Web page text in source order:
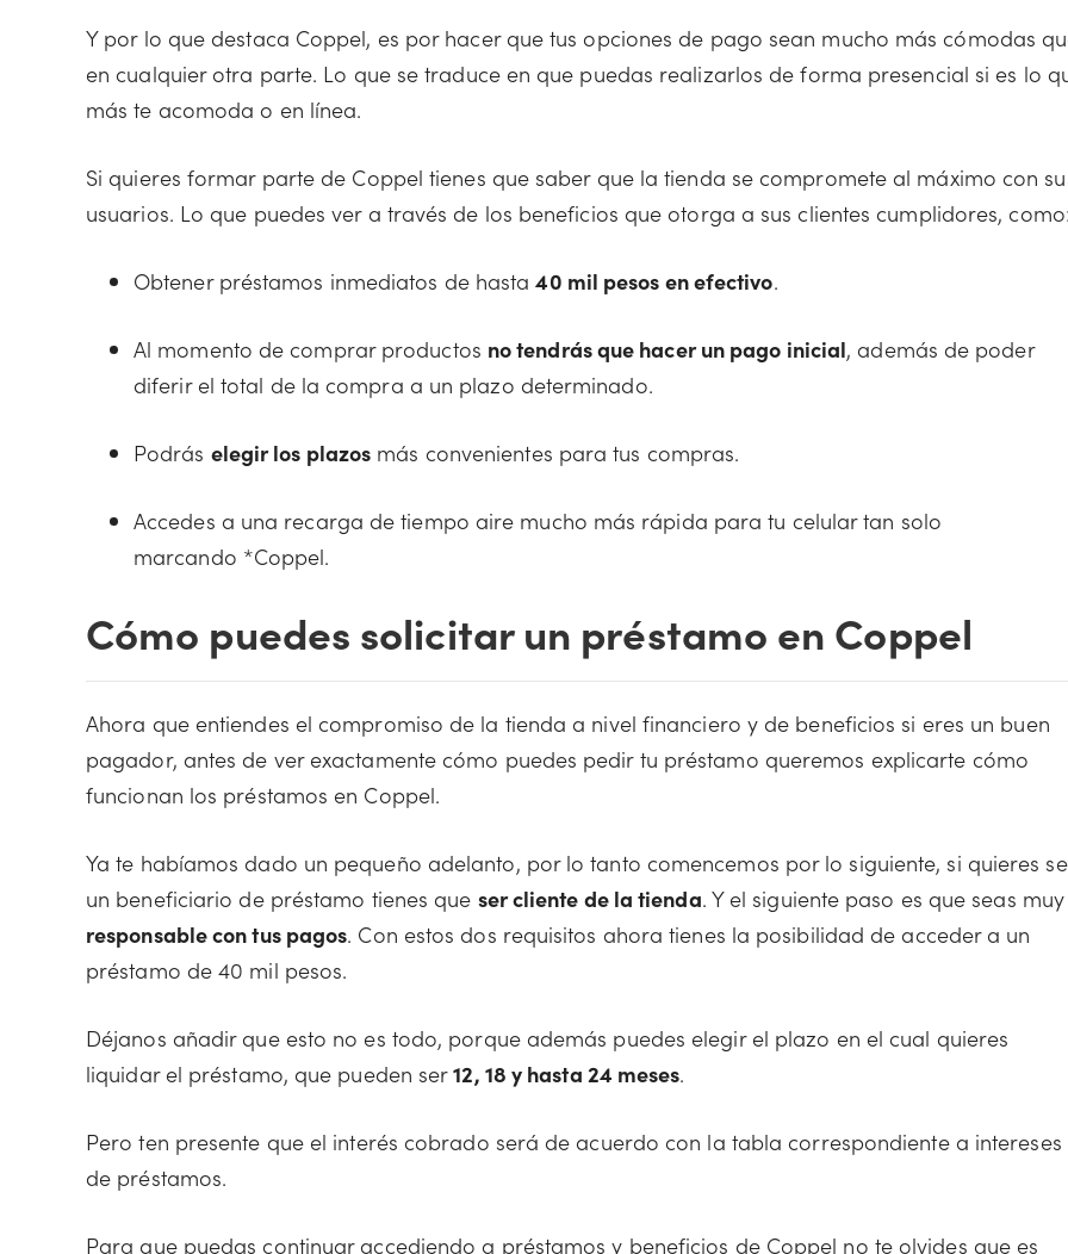
Y por lo que destaca Coppel, es por hacer que tus opciones de pago sean mucho más cómodas
en cualquier otra parte. Lo que se traduce en que puedas realizarlos de forma presencial si es lo
más te acomoda o en línea.
Si quieres formar parte de Coppel tienes que saber que la tienda se compromete al máximo con
usuarios. Lo que puedes ver a través de los beneficios que otorga a sus clientes cumplidores, como:
Obtener préstamos inmediatos de hasta40 mil pesos en efectivo.
Al momento de comprar productos no tendrás que hacer un pago inicial, además de poder
diferir el total de la compra a un plazo determinado.
Podrás elegir los plazos más convenientes para tus compras.
Accedes a una recarga de tiempo aire mucho más rápida para tu celular tan solo
marcando *Coppel.
Cómo puedes solicitar un préstamo en Coppel
Ahora que entiendes el compromiso de la tienda a nivel financiero y de beneficios si eres un buen
pagador, antes de ver exactamente cómo puedes pedir tu préstamo queremos explicarte cómo
funcionan los préstamos en Coppel.
Ya te habíamos dado un pequeño adelanto, por lo tanto comencemos por lo siguiente, si quieres
un beneficiario de préstamo tienes que ser cliente de la tienda. Y el siguiente paso es que seas muy
responsable con tus pagos. Con estos dos requisitos ahora tienes la posibilidad de acceder a un
préstamo de 40 mil pesos.
Déjanos añadir que esto no es todo, porque además puedes elegir el plazo en el cual quieres
liquidar el préstamo, que pueden ser12, 18 y hasta 24 meses.
Pero ten presente que el interés cobrado será de acuerdo con la tabla correspondiente a intereses
de préstamos.
Para que puedas continuar accediendo a préstamos y beneficios de Coppel no te olvides que es